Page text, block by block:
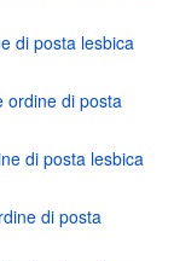
di posta lesbica
ordine di posta
di posta lesbica
di posta